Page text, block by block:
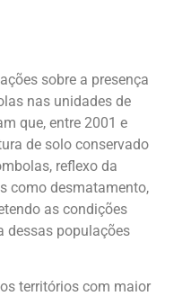
sobre a presença
nas unidades de
que, entre 2001 e
de solo conservado
reflexo da
como desmatamento,
as condições
dessas populações
territórios com maior